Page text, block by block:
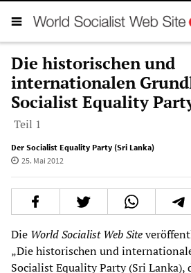
Die historischen und
internationalen
Socialist Equality
Teil 1
Der Socialist Equality Party (Sri Lanka)
25. Mai 2012
Die World Socialist Web Site
„Die historischen und
Socialist Equality Party (Sri Lanka),